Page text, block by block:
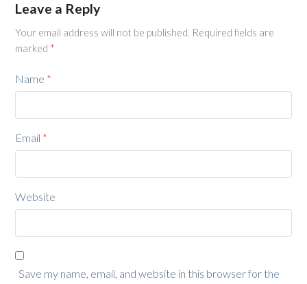
Leave a Reply
Your email address will not be published. Required fields are
marked *
Name *
Email *
Website
Save my name, email, and website in this browser for the